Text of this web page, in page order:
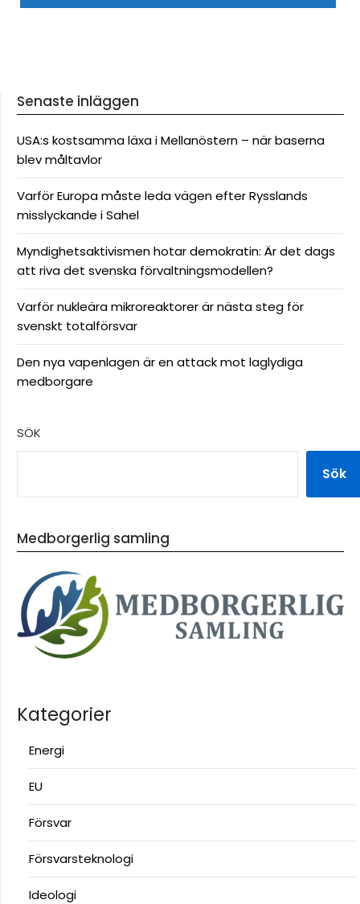
Senaste inläggen
USA:s kostsamma läxa i Mellanöstern – när baserna
blev måltavlor
Varför Europa måste leda vägen efter Rysslands
misslyckande i Sahel
Myndighetsaktivismen hotar demokratin: Är det dags
att riva det svenska förvaltningsmodellen?
Varför nukleära mikroreaktorer är nästa steg för
svenskt totalförsvar
Den nya vapenlagen är en attack mot laglydiga
medborgare
SÖK
Sök
Medborgerlig samling
Kategorier
Energi
EU
Försvar
Försvarsteknologi
Ideologi